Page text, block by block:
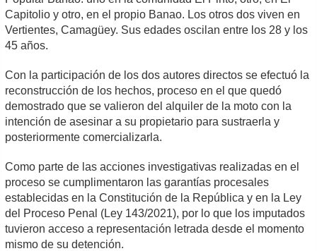
Capitolio y otro, en el propio Banao. Los otros dos viven en
Vertientes, Camagüey. Sus edades oscilan entre los 28 y los
45 años.
Con la participación de los dos autores directos se efectuó la
reconstrucción de los hechos, proceso en el que quedó
demostrado que se valieron del alquiler de la moto con la
intención de asesinar a su propietario para sustraerla y
posteriormente comercializarla.
Como parte de las acciones investigativas realizadas en el
proceso se cumplimentaron las garantías procesales
establecidas en la Constitución de la República y en la Ley
del Proceso Penal (Ley 143/2021), por lo que los imputados
tuvieron acceso a representación letrada desde el momento
mismo de su detención.